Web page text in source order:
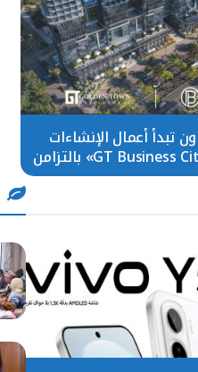
تبدأ أعمال الإنشاءات
بمشروع «GT Business City» بالتزامن
الأولى للبيع